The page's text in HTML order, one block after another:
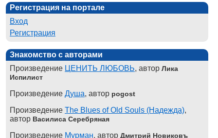
Регистрация на портале
Вход
Регистрация
Знакомство с авторами
Произведение ЦЕНИТЬ ЛЮБОВЬ, автор Лика
Испилист
Произведение Душа, автор pogost
Произведение The Blues of Old Souls (Надежда),
автор Василиса Серебряная
Произведение Мурман, автор Дмитрий Новиковъ